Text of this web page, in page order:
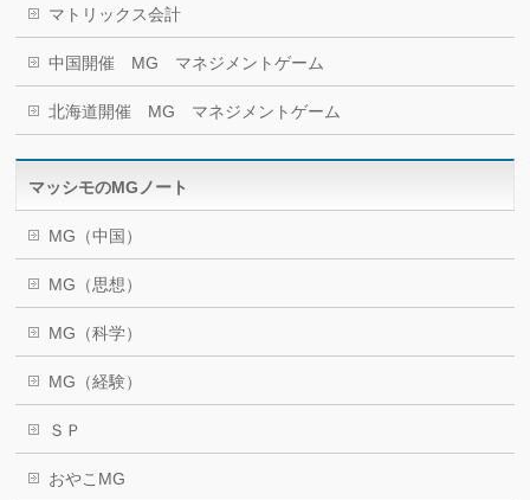
マトリックス会計
中国開催 MG マネジメントゲーム
北海道開催 MG マネジメントゲーム
マッシモのMGノート
MG（中国）
MG（思想）
MG（科学）
MG（経験）
ＳＰ
おやこMG